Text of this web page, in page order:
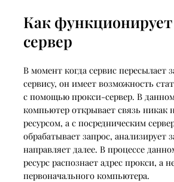
Как
сервер
В момент когда сервис пересылает
сервису, он имеет возможность
с помощью прокси-сервер. В
компьютер открывает связь никак
ресурсом, а с посредническим
обрабатывает запрос, анализирует
направляет далее. В процессе
ресурс распознает адрес прокси, а
первоначального компьютера.